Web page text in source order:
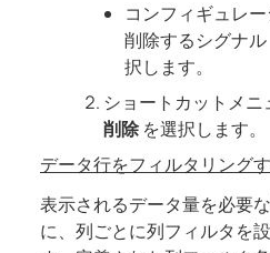
コンフィギュレー
削除するシグナ
択します。
ショートカットメニ
削除を選択します。
データ行をフィルタリング
表示されるデータ量を必要
に、列ごとに列フィルタを